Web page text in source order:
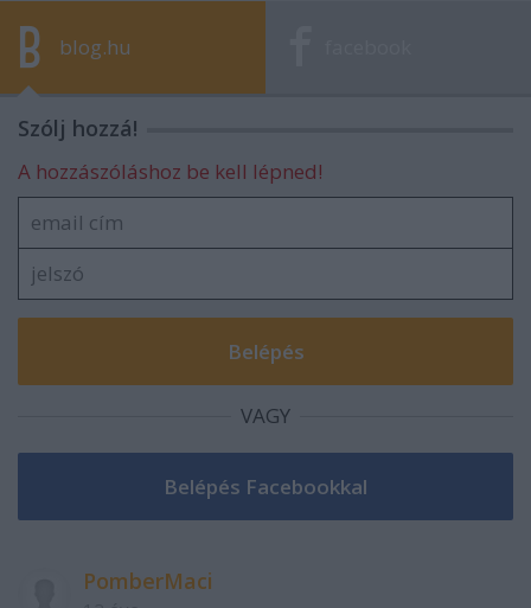
blog.hu
Szólj hozzá!
A hozzászóláshoz be kell lépned!
VAGY
PomberMaci